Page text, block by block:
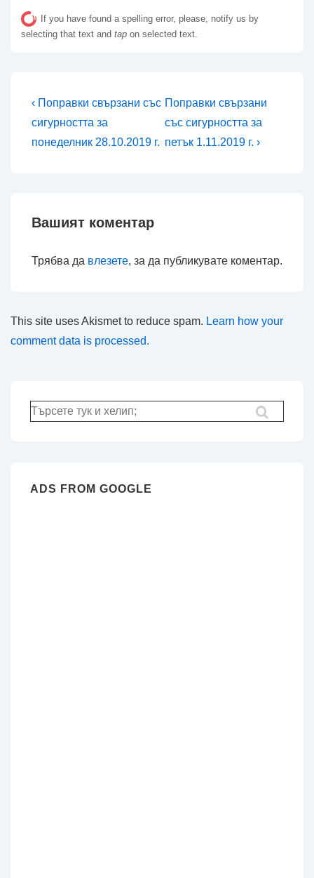
If you have found a spelling error, please, notify us by
selecting that text and tap on selected text.
Навигация
Предишна
публикация
е
‹ Поправки свързани със
сигурността за
понеделник 28.10.2019 г.
Следваща
публикация
е
Поправки свързани
със сигурността за
петък 1.11.2019 г. ›
Вашият коментар
Трябва да влезете, за да публикувате коментар.
This site uses Akismet to reduce spam. Learn how your
comment data is processed.
Търсене
за:
ADS FROM GOOGLE